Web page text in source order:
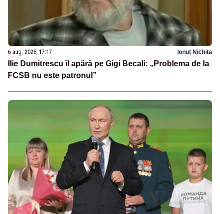
6 aug. 2026, 17:17 Ionuț Nichita
Ilie Dumitrescu îl apără pe Gigi Becali: „Problema de la
FCSB nu este patronul”